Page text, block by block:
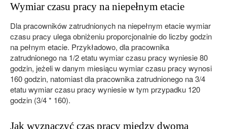
Wymiar czasu pracy na niepełnym etacie
Dla pracowników zatrudnionych na niepełnym etacie wymiar
czasu pracy ulega obniżeniu proporcjonalnie do liczby godzin
na pełnym etacie. Przykładowo, dla pracownika
zatrudnionego na 1/2 etatu wymiar czasu pracy wyniesie 80
godzin, jeżeli w danym miesiącu wymiar czasu pracy wynosi
160 godzin, natomiast dla pracownika zatrudnionego na 3/4
etatu wymiar czasu pracy wyniesie w tym przypadku 120
godzin (3/4 * 160).
Jak wyznaczyć czas pracy między dwoma